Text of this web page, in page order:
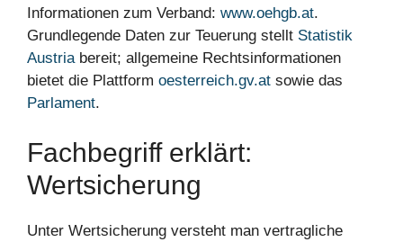
Informationen zum Verband: www.oehgb.at.
Grundlegende Daten zur Teuerung stellt Statistik
Austriabereit; allgemeine Rechtsinformationen
bietet die Plattform oesterreich.gv.at sowie das
Parlament.
Fachbegriff erklärt:
Wertsicherung
Unter Wertsicherung versteht man vertragliche